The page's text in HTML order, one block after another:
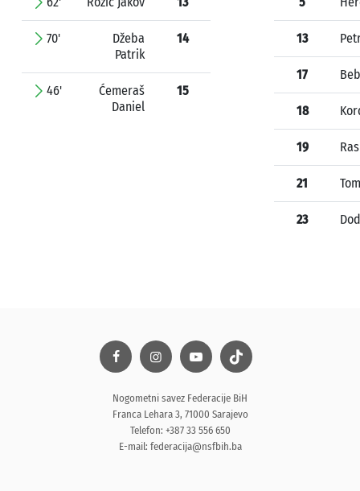
70'
Džeba
Patrik
14
46'
Ćemeraš
Daniel
15
13
17
18
19
21
23
Nogometni savez Federacije BiH
Franca Lehara 3, 71000 Sarajevo
Telefon: +387 33 556 650
E-mail: federacija@nsfbih.ba